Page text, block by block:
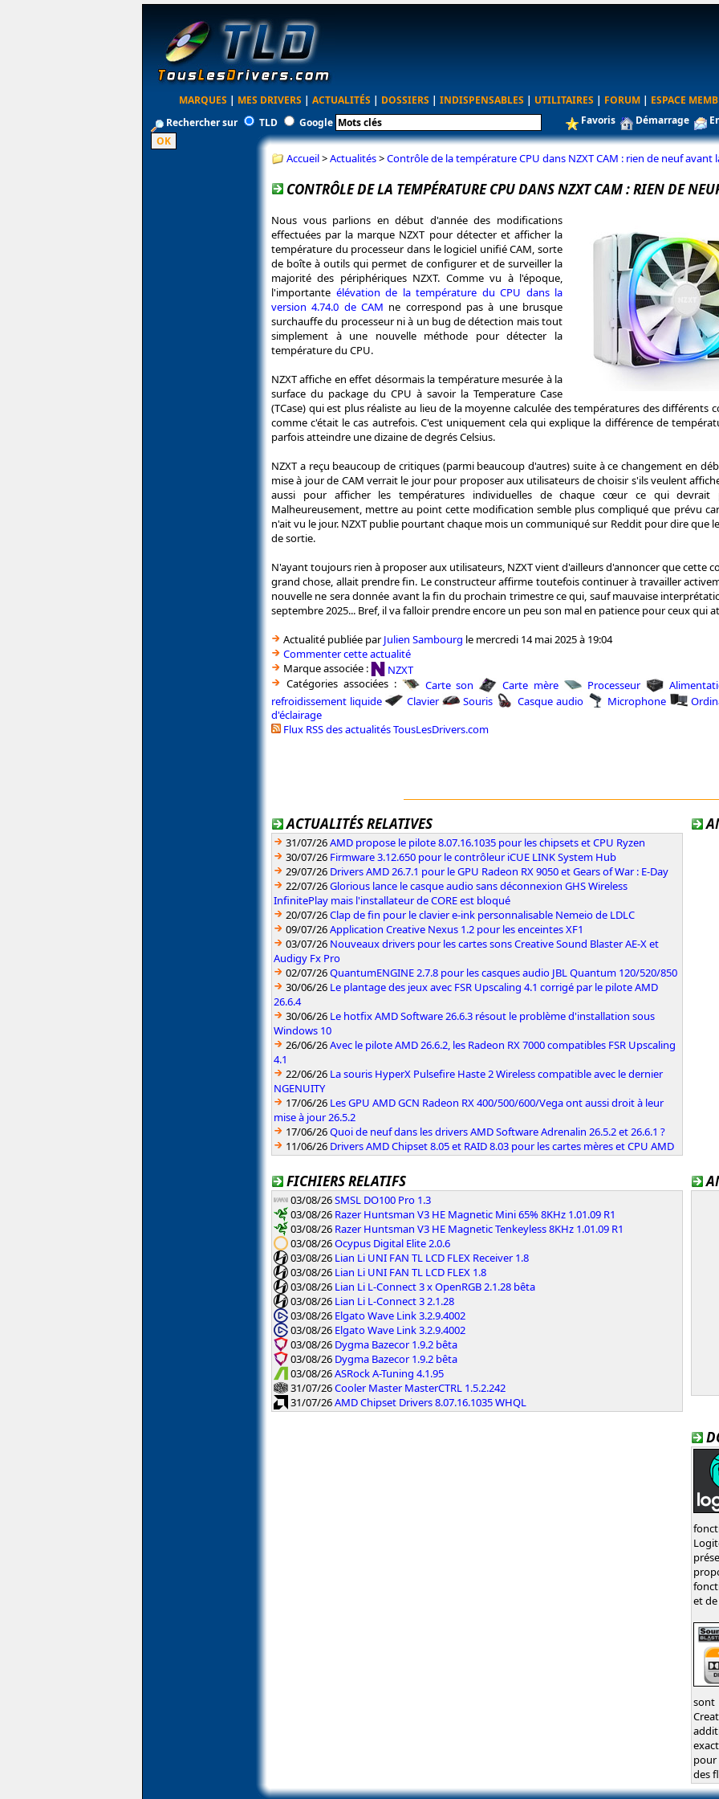
MARQUES | MES DRIVERS | ACTUALITÉS | DOSSIERS | INDISPENSABLES | UTILITAIRES | FORUM | ESPACE
Rechercher sur
TLD Google Favoris Démarrage
Accueil>Actualités>Contrôle de la température CPU dans NZXT CAM : rien de neuf avant
CONTRÔLE DE LA TEMPÉRATURE CPU DANS NZXT CAM : RIEN DE
Nous vous parlions en début d'année des modifications
effectuées par la marque NZXT pour détecter et afficher la
température du processeur dans le logiciel unifié CAM, sorte
de boîte à outils qui permet de configurer et de surveiller la
majorité des périphériques NZXT. Comme vu à l'époque,
l'importante élévation de la température du CPU dans la
version 4.74.0 de CAM ne correspond pas à une brusque
surchauffe du processeur ni à un bug de détection mais tout
simplement à une nouvelle méthode pour détecter la
température du CPU.
NZXT affiche en effet désormais la température mesurée à la
surface du package du CPU à savoir la Temperature Case
(TCase) qui est plus réaliste au lieu de la moyenne calculée des températures des différents
comme c'était le cas autrefois. C'est uniquement cela qui explique la différence de
parfois atteindre une dizaine de degrés Celsius.
NZXT a reçu beaucoup de critiques (parmi beaucoup d'autres) suite à ce changement en
mise à jour de CAM verrait le jour pour proposer aux utilisateurs de choisir s'ils veulent
aussi pour afficher les températures individuelles de chaque cœur ce qui
Malheureusement, mettre au point cette modification semble plus compliqué que prévu
n'ait vu le jour. NZXT publie pourtant chaque mois un communiqué sur Reddit pour dire que
de sortie.
N'ayant toujours rien à proposer aux utilisateurs, NZXT vient d'ailleurs d'annoncer que cette
grand chose, allait prendre fin. Le constructeur affirme toutefois continuer à travailler
nouvelle ne sera donnée avant la fin du prochain trimestre ce qui, sauf mauvaise
septembre 2025... Bref, il va falloir prendre encore un peu son mal en patience pour ceux qui
Actualité publiée parJulien Sambourg le mercredi 14 mai 2025 à 19:04
Commenter cette actualité
Marque associée :
NZXT
Catégories associées :
Carte son Carte mère Processeur
refroidissement liquide
Clavier Souris Casque audio Microphone
d'éclairage
Flux RSS des actualités TousLesDrivers.com
ACTUALITÉS RELATIVES
31/07/26AMD propose le pilote 8.07.16.1035 pour les chipsets et CPU Ryzen
30/07/26 Firmware 3.12.650 pour le contrôleur iCUE LINK System Hub
29/07/26 Drivers AMD 26.7.1 pour le GPU Radeon RX 9050 et Gears of War : E-Day
22/07/26Glorious lance le casque audio sans déconnexion GHS Wireless
InfinitePlay mais l'installateur de CORE est bloqué
20/07/26Clap de fin pour le clavier e-ink personnalisable Nemeio de LDLC
09/07/26Application Creative Nexus 1.2 pour les enceintes XF1
03/07/26 Nouveaux drivers pour les cartes sons Creative Sound Blaster AE-X et
Audigy Fx Pro
02/07/26QuantumENGINE 2.7.8 pour les casques audio JBL Quantum 120/520/850
30/06/26 Le plantage des jeux avec FSR Upscaling 4.1 corrigé par le pilote AMD
26.6.4
30/06/26 Le hotfix AMD Software 26.6.3 résout le problème d'installation sous
Windows 10
26/06/26Avec le pilote AMD 26.6.2, les Radeon RX 7000 compatibles FSR Upscaling
4.1
22/06/26 La souris HyperX Pulsefire Haste 2 Wireless compatible avec le dernier
NGENUITY
17/06/26 Les GPU AMD GCN Radeon RX 400/500/600/Vega ont aussi droit à leur
mise à jour 26.5.2
17/06/26Quoi de neuf dans les drivers AMD Software Adrenalin 26.5.2 et 26.6.1 ?
11/06/26 Drivers AMD Chipset 8.05 et RAID 8.03 pour les cartes mères et CPU AMD
FICHIERS RELATIFS
03/08/26SMSL DO100 Pro 1.3
03/08/26 Razer Huntsman V3 HE Magnetic Mini 65% 8KHz 1.01.09 R1
03/08/26 Razer Huntsman V3 HE Magnetic Tenkeyless 8KHz 1.01.09 R1
03/08/26Ocypus Digital Elite 2.0.6
03/08/26 Lian Li UNI FAN TL LCD FLEX Receiver 1.8
03/08/26 Lian Li UNI FAN TL LCD FLEX 1.8
03/08/26 Lian Li L-Connect 3 x OpenRGB 2.1.28 bêta
03/08/26 Lian Li L-Connect 3 2.1.28
03/08/26 Elgato Wave Link 3.2.9.4002
03/08/26 Elgato Wave Link 3.2.9.4002
03/08/26 Dygma Bazecor 1.9.2 bêta
03/08/26 Dygma Bazecor 1.9.2 bêta
03/08/26ASRock A-Tuning 4.1.95
31/07/26Cooler Master MasterCTRL 1.5.2.242
31/07/26AMD Chipset Drivers 8.07.16.1035 WHQL
et
pour
des